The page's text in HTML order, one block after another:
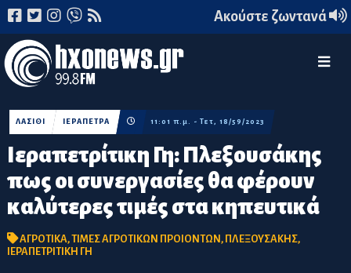
Ακούστε ζωντανά
Ιεραπετρίτικη Γη: Πλεξουσάκης
πως οι συνεργασίες θα φέρουν
καλύτερες τιμές στα κηπευτικά
ΛΑΣΙΘΙ ΙΕΡΑΠΕΤΡΑ 11:01 π.μ. - Τετ, 18/59/2023
ΑΓΡΟΤΙΚΑ,ΤΙΜΕΣ ΑΓΡΟΤΙΚΩΝ ΠΡΟΙΟΝΤΩΝ, ΠΛΕΞΟΥΣΑΚΗΣ,
ΙΕΡΑΠΕΤΡΙΤΙΚΗ ΓΗ